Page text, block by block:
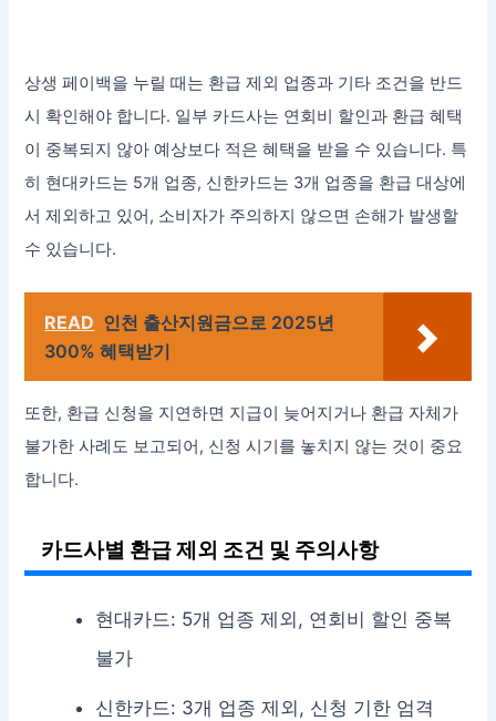
상생 페이백을 누릴 때는 환급 제외 업종과 기타 조건을 반드
시 확인해야 합니다. 일부 카드사는 연회비 할인과 환급 혜택
이 중복되지 않아 예상보다 적은 혜택을 받을 수 있습니다. 특
히 현대카드는 5개 업종, 신한카드는 3개 업종을 환급 대상에
서 제외하고 있어, 소비자가 주의하지 않으면 손해가 발생할
수 있습니다.
READ 인천 출산지원금으로 2025년
300% 혜택받기
또한, 환급 신청을 지연하면 지급이 늦어지거나 환급 자체가
불가한 사례도 보고되어, 신청 시기를 놓치지 않는 것이 중요
합니다.
카드사별 환급 제외 조건 및 주의사항
현대카드: 5개 업종 제외, 연회비 할인 중복
불가
신한카드: 3개 업종 제외, 신청 기한 엄격